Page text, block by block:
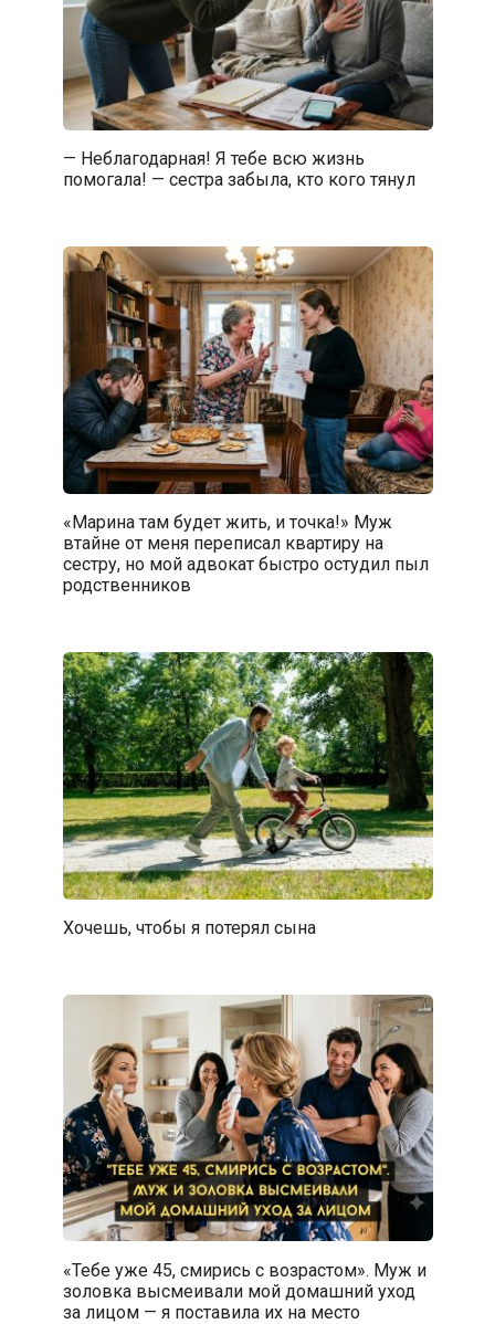
— Неблагодарная! Я тебе всю жизнь
помогала! — сестра забыла, кто кого тянул
«Марина там будет жить, и точка!» Муж
втайне от меня переписал квартиру на
сестру, но мой адвокат быстро остудил пыл
родственников
Хочешь, чтобы я потерял сына
«Тебе уже 45, смирись с возрастом». Муж и
золовка высмеивали мой домашний уход
за лицом — я поставила их на место